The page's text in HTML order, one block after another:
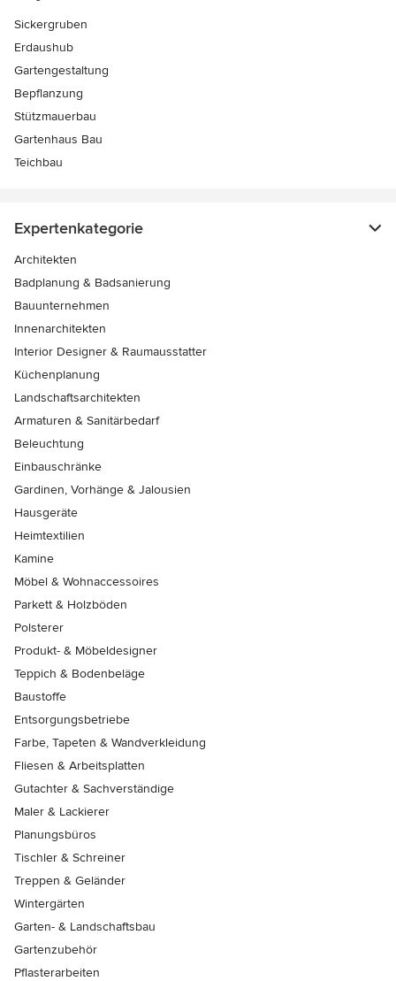
Sickergruben
Erdaushub
Gartengestaltung
Bepflanzung
Stützmauerbau
Gartenhaus Bau
Teichbau
Expertenkategorie
Architekten
Badplanung & Badsanierung
Bauunternehmen
Innenarchitekten
Interior Designer & Raumausstatter
Küchenplanung
Landschaftsarchitekten
Armaturen & Sanitärbedarf
Beleuchtung
Einbauschränke
Gardinen, Vorhänge & Jalousien
Hausgeräte
Heimtextilien
Kamine
Möbel & Wohnaccessoires
Parkett & Holzböden
Polsterer
Produkt- & Möbeldesigner
Teppich & Bodenbeläge
Baustoffe
Entsorgungsbetriebe
Farbe, Tapeten & Wandverkleidung
Fliesen & Arbeitsplatten
Gutachter & Sachverständige
Maler & Lackierer
Planungsbüros
Tischler & Schreiner
Treppen & Geländer
Wintergärten
Garten- & Landschaftsbau
Gartenzubehör
Pflasterarbeiten